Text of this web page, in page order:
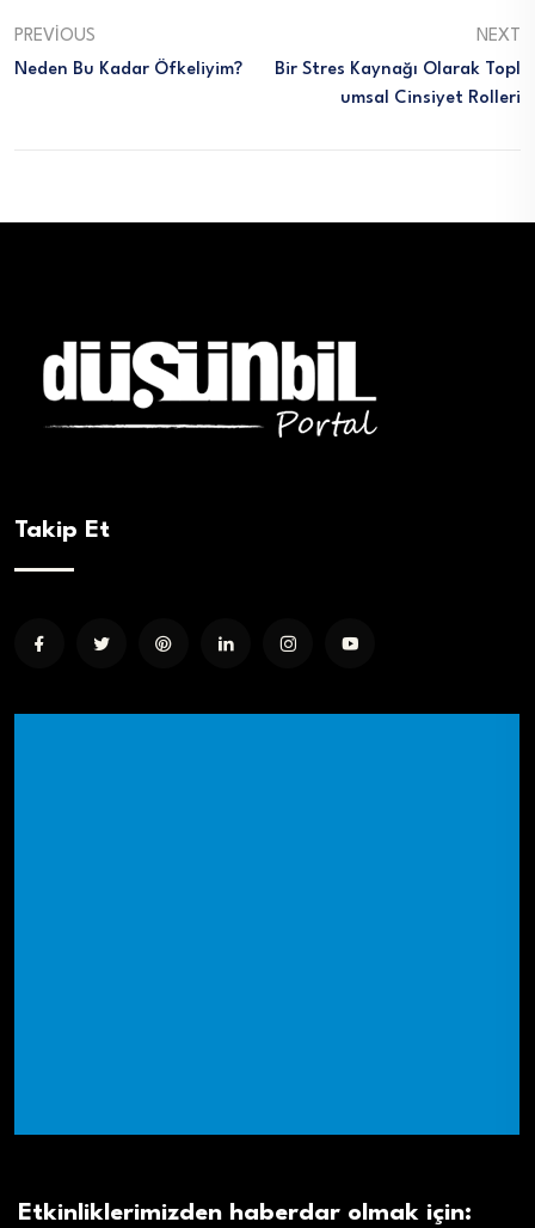
PREVIOUS
Neden Bu Kadar Öfkeliyim?
NEXT
Bir Stres Kaynağı Olarak Topl
Umsal Cinsiyet Rolleri
Takip Et
Etkinliklerimizden haberdar olmak için: